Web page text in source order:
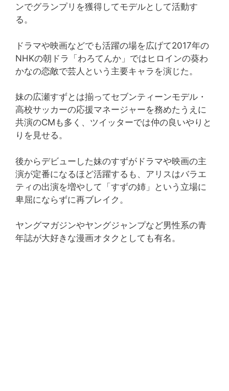
ンでグランプリを獲得してモデルとして活動す
る。
ドラマや映画などでも活躍の場を広げて2017年の
NHKの朝ドラ「わろてんか」ではヒロインの葵わ
かなの恋敵で芸人という主要キャラを演じた。
妹の広瀬すずとは揃ってセブンティーンモデル・
高校サッカーの応援マネージャーを務めたうえに
共演のCMも多く、ツイッターでは仲の良いやりと
りを見せる。
後からデビューした妹のすずがドラマや映画の主
演が定番になるほど活躍するも、アリスはバラエ
ティの出演を増やして「すずの姉」という立場に
卑屈にならずに再ブレイク。
ヤングマガジンやヤングジャンプなど男性系の青
年誌が大好きな漫画オタクとしても有名。